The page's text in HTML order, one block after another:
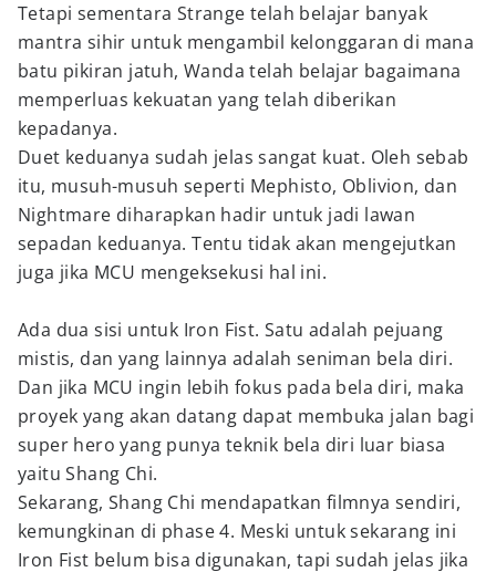
Tetapi sementara Strange telah belajar banyak
mantra sihir untuk mengambil kelonggaran di mana
batu pikiran jatuh, Wanda telah belajar bagaimana
memperluas kekuatan yang telah diberikan
kepadanya.
Duet keduanya sudah jelas sangat kuat. Oleh sebab
itu, musuh-musuh seperti Mephisto, Oblivion, dan
Nightmare diharapkan hadir untuk jadi lawan
sepadan keduanya. Tentu tidak akan mengejutkan
juga jika MCU mengeksekusi hal ini.
Ada dua sisi untuk Iron Fist. Satu adalah pejuang
mistis, dan yang lainnya adalah seniman bela diri.
Dan jika MCU ingin lebih fokus pada bela diri, maka
proyek yang akan datang dapat membuka jalan bagi
super hero yang punya teknik bela diri luar biasa
yaitu Shang Chi.
Sekarang, Shang Chi mendapatkan filmnya sendiri,
kemungkinan di phase 4. Meski untuk sekarang ini
Iron Fist belum bisa digunakan, tapi sudah jelas jika